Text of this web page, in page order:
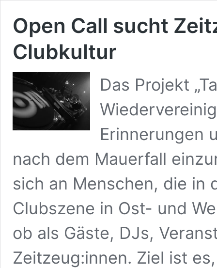
Open Call sucht
Clubkultur
Das Projekt
Erinnerungen
nach dem Mauerfall
sich an Menschen, die in
Clubszene in Ost- und
ob als Gäste, DJs,
Zeitzeug:innen. Ziel ist